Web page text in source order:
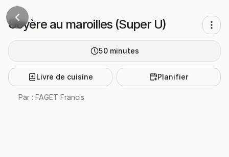
Goyère au maroilles (Super U)
50 minutes
Livre de cuisine Planifier
Par : FAGET Francis